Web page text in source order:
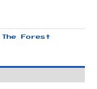
The Forest